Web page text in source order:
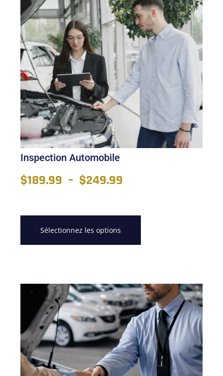
Inspection Automobile
$189.99 – $249.99
Sélectionnez les options